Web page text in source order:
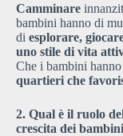
Camminare
bambini hanno di
di esplorare,
uno stile di vita
Che i bambini
quartieri che
2. Qual è il ruolo
crescita dei